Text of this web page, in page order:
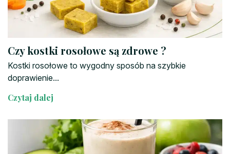
Czy kostki rosołowe są zdrowe ?
Kostki rosołowe to wygodny sposób na szybkie
doprawienie...
Czytaj dalej